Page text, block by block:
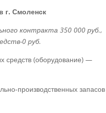
г. Смоленск
контракта 350 000 руб.,
0 руб.
средств (оборудование) —
производственных запасов